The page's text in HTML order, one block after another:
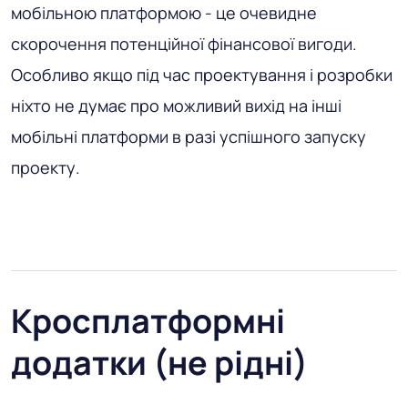
мобільною платформою - це очевидне
скорочення потенційної фінансової вигоди.
Особливо якщо під час проектування і розробки
ніхто не думає про можливий вихід на інші
мобільні платформи в разі успішного запуску
проекту.
Кросплатформні
додатки (не рідні)